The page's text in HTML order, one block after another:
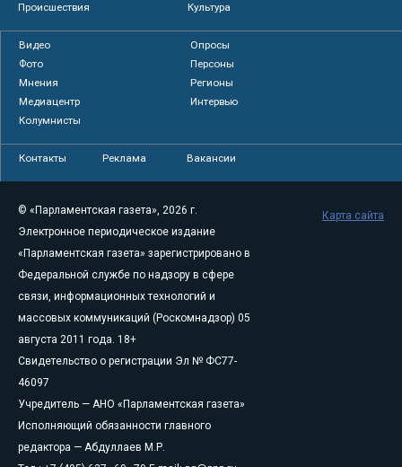
Происшествия
Культура
Видео
Опросы
Фото
Персоны
Мнения
Регионы
Медиацентр
Интервью
Колумнисты
Контакты Реклама Вакансии
© «Парламентская газета», 2026 г.
Электронное периодическое издание
«Парламентская газета» зарегистрировано в
Федеральной службе по надзору в сфере
связи, информационных технологий и
массовых коммуникаций (Роскомнадзор) 05
августа 2011 года. 18+
Свидетельство о регистрации Эл № ФС77-
46097
Учредитель — АНО «Парламентская газета»
Исполняющий обязанности главного
редактора — Абдуллаев М.Р.
Карта сайта